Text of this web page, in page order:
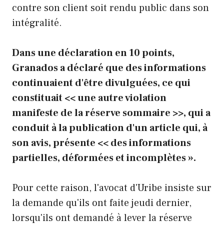
contre son client soit rendu public dans son
intégralité.
Dans une déclaration en 10 points,
Granados a déclaré que des informations
continuaient d'être divulguées, ce qui
constituait << une autre violation
manifeste de la réserve sommaire >>, qui a
conduit à la publication d'un article qui, à
son avis, présente << des informations
partielles, déformées et incomplètes ».
Pour cette raison, l'avocat d'Uribe insiste sur
la demande qu'ils ont faite jeudi dernier,
lorsqu'ils ont demandé à lever la réserve